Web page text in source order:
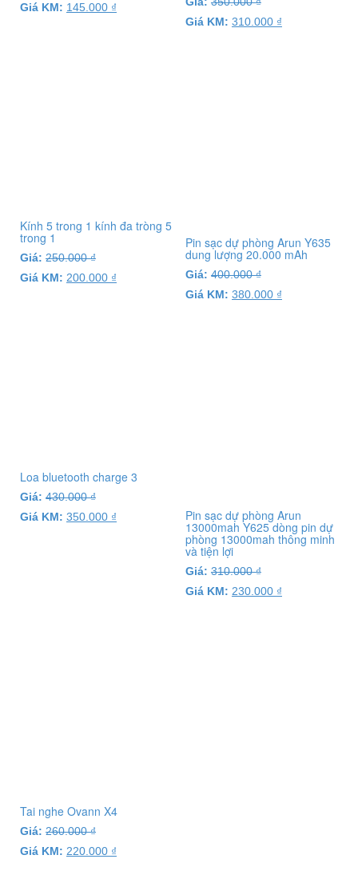
Giá KM: 145.000 ₫
Giá KM: 310.000 ₫
Kính 5 trong 1 kính đa tròng 5
trong 1
Giá: 250.000₫
Giá KM: 200.000 ₫
Pin sạc dự phòng Arun Y635
dung lượng 20.000 mAh
Giá: 400.000₫
Giá KM: 380.000 ₫
Loa bluetooth charge 3
Giá: 430.000₫
Giá KM: 350.000 ₫ Pin sạc dự phòng Arun
13000mah Y625 dòng pin dự
phòng 13000mah thông minh
và tiện lợi
Giá: 310.000₫
Giá KM: 230.000 ₫
Tai nghe Ovann X4
Giá: 260.000₫
Giá KM: 220.000 ₫